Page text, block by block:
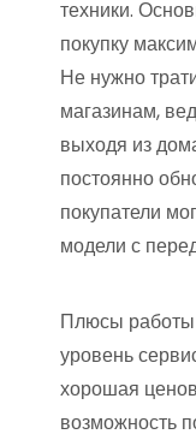
техники.
покупку
Не нужно
магазинам,
выходя из
постоянно
покупатели
модели с
Плюсы
уровень
хорошая
возможность